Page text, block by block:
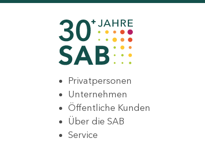
Privatpersonen
Unternehmen
Öffentliche Kunden
Über die SAB
Service